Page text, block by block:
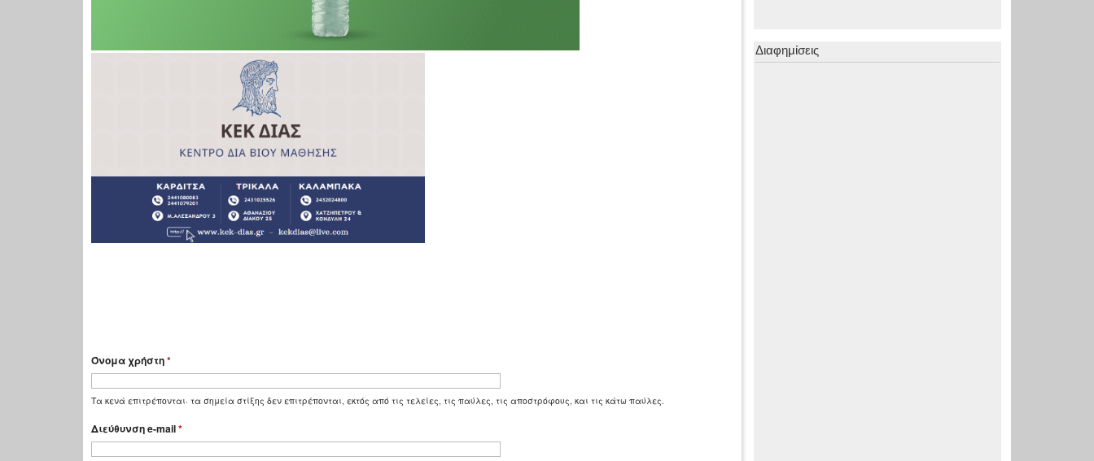
Όνομα χρήστη*
Τα κενά επιτρέπονται· τα σημεία στίξης δεν επιτρέπονται, εκτός από τις τελείες, τις παύλες, τις αποστρόφους, και τις κάτω παύλες.
Διεύθυνση e-mail*
Διαφημίσεις